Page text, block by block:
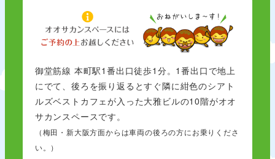
御堂筋線 本町駅1番出口徒歩1分。1番出口で地上
にでて、後ろを振り返るとすぐ隣に紺色のシアト
ルズベストカフェが入った大雅ビルの10階がオオ
サカンスペースです。
（梅田・新大阪方面からは車両の後ろの方にお乗りくださ
い。）